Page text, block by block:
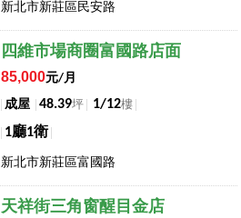
新北市新莊區民安路
四維市場商圈富國路店面
85,000元/月
成屋
48.39坪 1/12樓
1廳1衛
新北市新莊區富國路
天祥街三角窗醒目金店